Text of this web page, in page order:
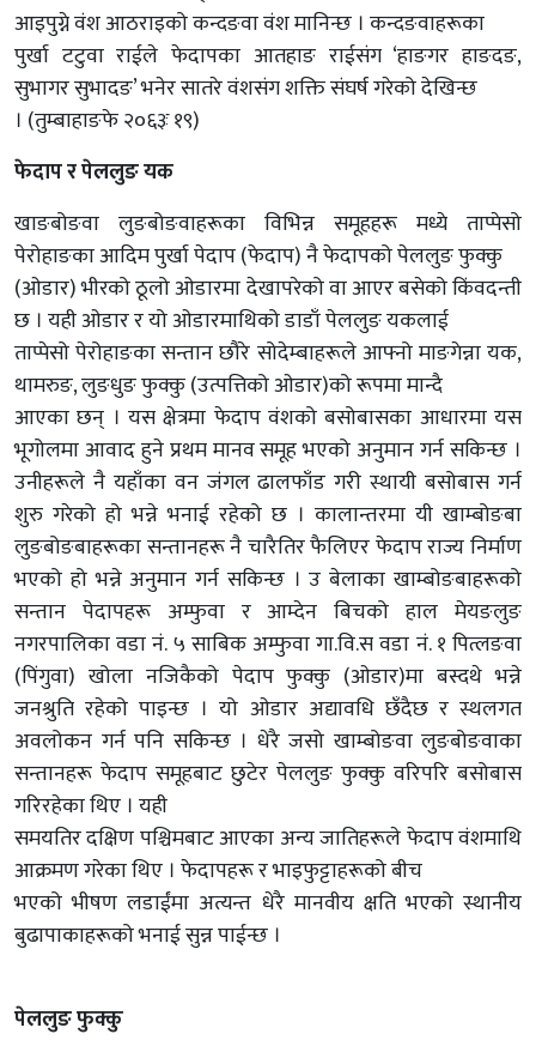
आइपुग्ने वंश आठराइको कन्दङवा वंश मानिन्छ । कन्दङवाहरूका
पुर्खा टटुवा राईले फेदापका आतहाङ राईसंग ‘हाङगर हाङदङ,
सुभागर सुभादङ’ भनेर सातरे वंशसंग शक्ति संघर्ष गरेको देखिन्छ
। (तुम्बाहाङफे २०६३ः १९)
फेदाप र पेललुङ यक
खाङबोङवा लुङबोङवाहरूका विभिन्न समूहहरू मध्ये ताप्पेसो
पेरोहाङका आदिम पुर्खा पेदाप (फेदाप) नै फेदापको पेललुङ फुक्कु
(ओडार) भीरको ठूलो ओडारमा देखापरेको वा आएर बसेको किंवदन्ती
छ । यही ओडार र यो ओडारमाथिको डाडाँ पेललुङ यकलाई
ताप्पेसो पेरोहाङका सन्तान छौरे सोदेम्बाहरूले आफ्नो माङगेन्ना यक,
थामरुङ, लुङधुङ फुक्कु (उत्पत्तिको ओडार)को रूपमा मान्दै
आएका छन् । यस क्षेत्रमा फेदाप वंशको बसोबासका आधारमा यस
भूगोलमा आवाद हुने प्रथम मानव समूह भएको अनुमान गर्न सकिन्छ ।
उनीहरूले नै यहाँका वन जंगल ढालफाँड गरी स्थायी बसोबास गर्न
शुरु गरेको हो भन्ने भनाई रहेको छ । कालान्तरमा यी खाम्बोङबा
लुङबोङबाहरूका सन्तानहरू नै चारैतिर फैलिएर फेदाप राज्य निर्माण
भएको हो भन्ने अनुमान गर्न सकिन्छ । उ बेलाका खाम्बोङबाहरूको
सन्तान पेदापहरू अम्फुवा र आम्देन बिचको हाल मेयङलुङ
नगरपालिका वडा नं. ५ साबिक अम्फुवा गा.वि.स वडा नं. १ पित्लङवा
(पिंगुवा) खोला नजिकैको पेदाप फुक्कु (ओडार)मा बस्दथे भन्ने
जनश्रुति रहेको पाइन्छ । यो ओडार अद्यावधि छँदैछ र स्थलगत
अवलोकन गर्न पनि सकिन्छ । धेरै जसो खाम्बोङवा लुङबोङवाका
सन्तानहरू फेदाप समूहबाट छुटेर पेललुङ फुक्कु वरिपरि बसोबास
गरिरहेका थिए । यही
समयतिर दक्षिण पश्चिमबाट आएका अन्य जातिहरूले फेदाप वंशमाथि
आक्रमण गरेका थिए । फेदापहरू र भाइफुट्टाहरूको बीच
भएको भीषण लडाईंमा अत्यन्त धेरै मानवीय क्षति भएको स्थानीय
बुढापाकाहरूको भनाई सुन्न पाईन्छ ।
पेललुङ फुक्कु